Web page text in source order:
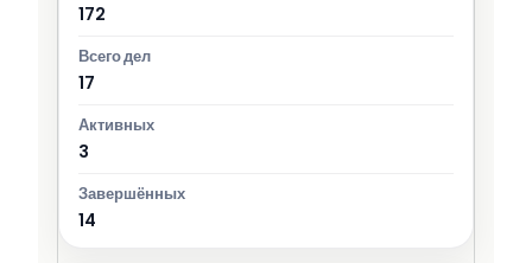
172
17
3
14